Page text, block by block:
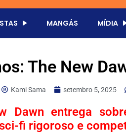
MANGÁS MÍDIA
The New
Kami Sama setembro 5, 2025
Dawn entrega
fi rigoroso e